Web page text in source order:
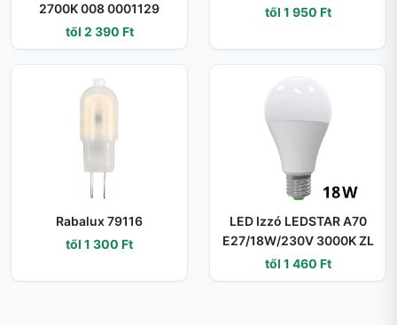
2700K 008 0001129
től 2 390 Ft
től 1 950 Ft
Rabalux 79116
től 1 300 Ft
LED Izzó LEDSTAR A70
E27/18W/230V 3000K ZL
től 1 460 Ft